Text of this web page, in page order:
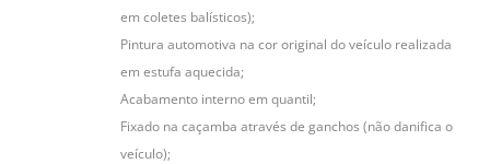
em coletes balísticos);
Pintura automotiva na cor original do veículo realizada
em estufa aquecida;
Acabamento interno em quantil;
Fixado na caçamba através de ganchos (não danifica o
veículo);